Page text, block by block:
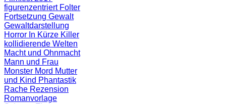
figurenzentriert Folter
Fortsetzung Gewalt
Gewaltdarstellung
Horror In Kürze Killer
kollidierende Welten
Macht und Ohnmacht
Mann und Frau
Monster Mord Mutter
und Kind Phantastik
Rache Rezension
Romanvorlage